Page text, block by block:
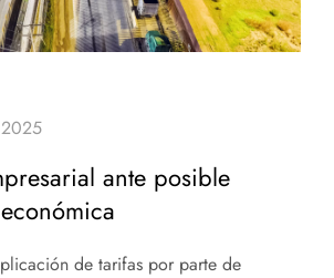
ante posible
de tarifas por parte de